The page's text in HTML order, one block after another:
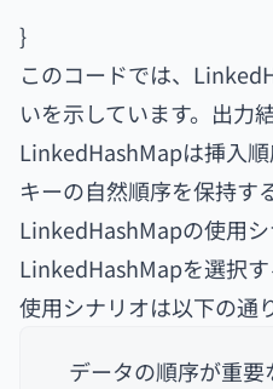
}
このコードでは、
いを示しています。出力
LinkedHashMapは挿入
キーの自然順序を保持す
LinkedHashMapの使用
LinkedHashMapを選択
使用シナリオは以下の通
データの順序が重